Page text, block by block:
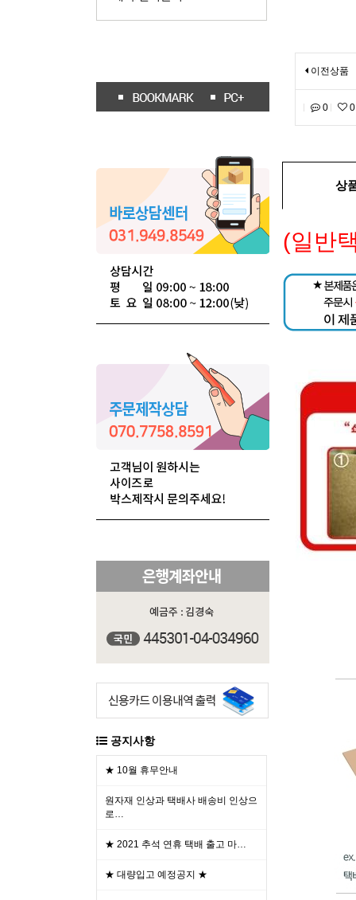
공지사항
★ 10월 휴무안내
원자재 인상과 택배사 배송비 인상으
로…
★ 2021 추석 연휴 택배 출고 마…
★ 대량입고 예정공지 ★
이전상품
0 0
상
(일반